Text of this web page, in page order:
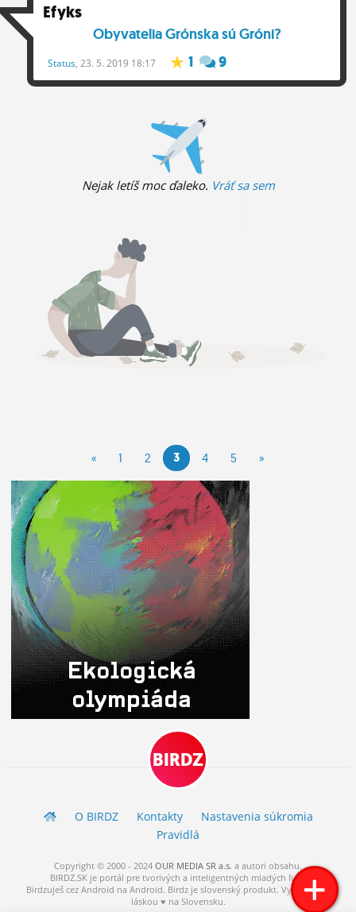
Efyks
Obyvatelia Grónska sú Gróni?
Status, 23. 5. 2019 18:17 1 9
Nejak letíš moc ďaleko. Vráť sa sem
« 1 2 3 4 5 »
BIRDZ
O BIRDZ Kontakty
Nastavenia súkromia
Pravidlá
Copyright © 2000 - 2024 OUR MEDIA SR a.s. a autori obsahu.
BIRDZ.SK je portál pre tvorivých a inteligentných mladých ľudí.
Birdzuješ cez Android na Android. Birdz je slovenský produkt. Vytvorené s
láskou ♥ na Slovensku.